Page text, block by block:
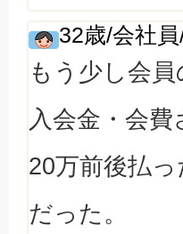
32歳/会社
もう少し会
入会金・会
20万前後払
だった。